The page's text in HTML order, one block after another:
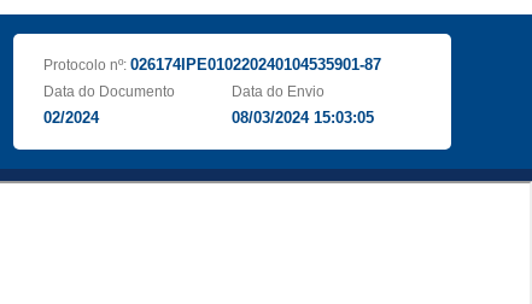
Protocolo nº: 026174IPE010220240104535901-87
Data do Documento
02/2024
Data do Envio
08/03/2024 15:03:05